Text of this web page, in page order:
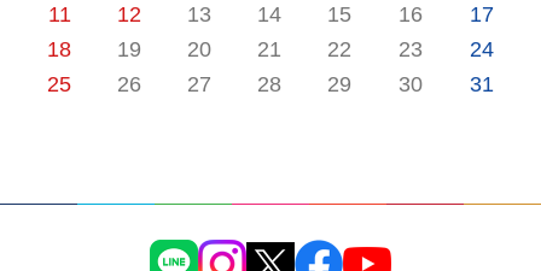
11
12 13 14 15 16
17
18
19 20 21 22 23
24
25
26 27 28 29 30 31